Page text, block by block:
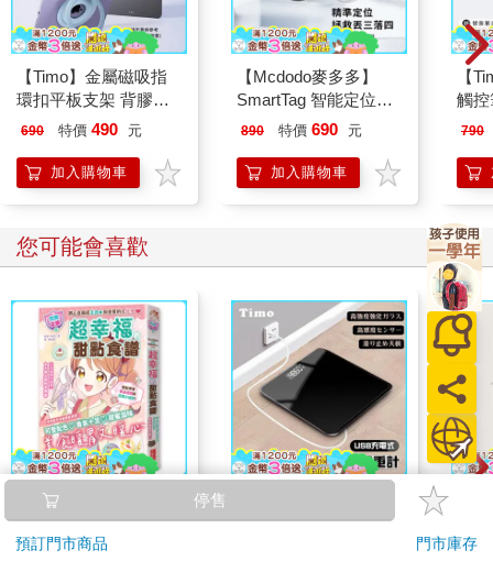
【Timo】金屬磁吸指
環扣平板支架 背膠款
360°旋轉 角度可調
690 特價 490 元
加入購物車
【Mcdodo麥多多】
SmartTag 智能定位防
丟器(內附保護套) AT-
890 特價 690 元
加入購物車
【
觸
控
790
您可能會喜歡
超幸福的甜點食譜：烘
焙材料、烹調工具、可
愛配色【閃亮女孩6】
79 折 特價 331
電式數位體重計
200
停售
預訂門市商品 門市庫存